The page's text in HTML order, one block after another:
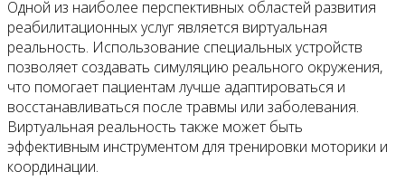
Одной из наиболее перспективных областей развития
реабилитационных услуг является виртуальная
реальность. Использование специальных устройств
позволяет создавать симуляцию реального окружения,
что помогает пациентам лучше адаптироваться и
восстанавливаться после травмы или заболевания.
Виртуальная реальность также может быть
эффективным инструментом для тренировки моторики и
координации.